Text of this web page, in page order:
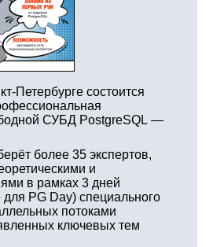
Петербурге состоится
СУБД PostgreSQL —
более 35 экспертов,
и
в рамках 3 дней
PG Day) специального
потоками
ключевых тем